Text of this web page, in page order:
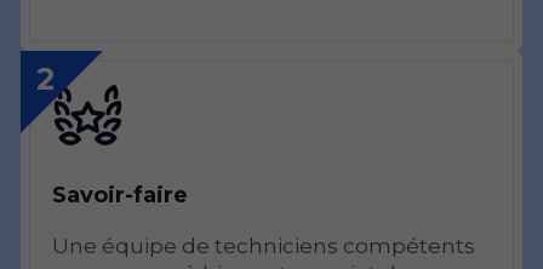
Savoir-faire
Une équipe de techniciens compétents
2